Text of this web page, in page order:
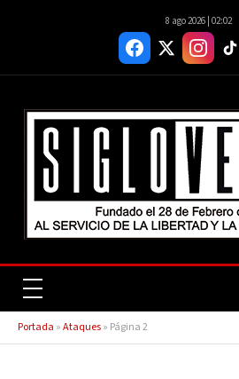
8 ago 2026 | 02:02
Portada »Ataques» Página 2